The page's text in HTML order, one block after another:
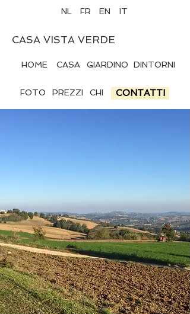
NL FR EN IT
CASA VISTA VERDE
HOME CASA GIARDINO DINTORNI
FOTO PREZZI CHI CONTATTI